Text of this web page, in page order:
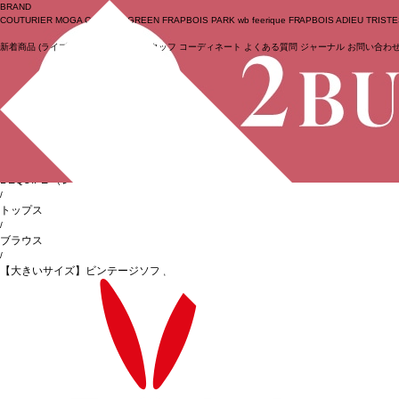
ログイン
BRAND
COUTURIER MOGA Collection GREEN FRAPBOIS PARK wb feerique FRAPBOIS ADIEU
新着商品 (ライブ) スタッフ コーディネート よくある質問 ジャーナル お問い合わ
BIGI online store
（レキップ）
/
トップス
/
ブラウス
/
【大きいサイズ】ビンテージソフトブラウス